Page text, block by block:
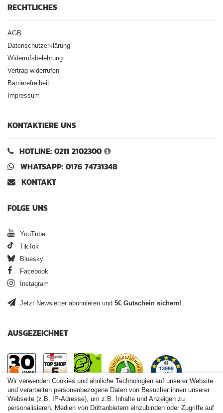
RECHTLICHES
AGB
Datenschutzerklärung
Widerrufsbelehrung
Vertrag widerrufen
Barrierefreiheit
Impressum
KONTAKTIERE UNS
HOTLINE: 0211 2102300
WHATSAPP: 0176 74731348
KONTAKT
FOLGE UNS
YouTube
TikTok
Bluesky
Facebook
Instagram
Jetzt Newsletter abonnieren und 5€ Gutschein sichern!
AUSGEZEICHNET
Wir verwenden Cookies und ähnliche Technologien auf unserer Website
und verarbeiten personenbezogene Daten von Besucher:innen unserer
Webseite (z.B. IP-Adresse), um z.B. Inhalte und Anzeigen zu
personalisieren, Medien von Drittanbietern einzubinden oder Zugriffe auf